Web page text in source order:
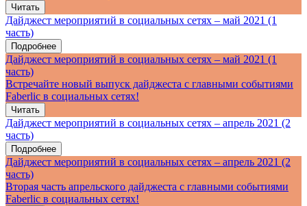
Читать
Дайджест мероприятий в социальных сетях – май 2021 (1
часть)
Подробнее
Дайджест мероприятий в социальных сетях – май 2021 (1
часть)
Встречайте новый выпуск дайджеста с главными событиями
Faberlic в социальных сетях!
Читать
Дайджест мероприятий в социальных сетях – апрель 2021 (2
часть)
Подробнее
Дайджест мероприятий в социальных сетях – апрель 2021 (2
часть)
Вторая часть апрельского дайджеста с главными событиями
Faberlic в социальных сетях!